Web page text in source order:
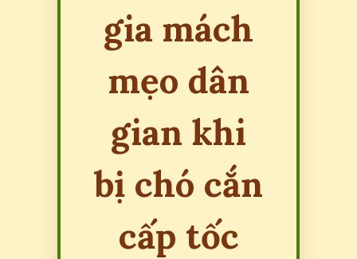
gia mách
mẹo dân
gian khi
bị chó cắn
cấp tốc